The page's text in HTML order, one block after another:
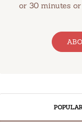
or 30 minutes